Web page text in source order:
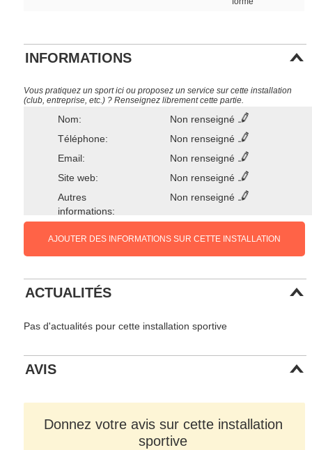
INFORMATIONS
Vous pratiquez un sport ici ou proposez un service sur cette installation
(club, entreprise, etc.) ? Renseignez librement cette partie.
Nom:
Non renseigné
Téléphone:
Non renseigné
Email:
Non renseigné
Site web:
Non renseigné
Autres
informations:
Non renseigné
AJOUTER DES INFORMATIONS SUR CETTE INSTALLATION
ACTUALITÉS
Pas d'actualités pour cette installation sportive
AVIS
Donnez votre avis sur cette installation
sportive